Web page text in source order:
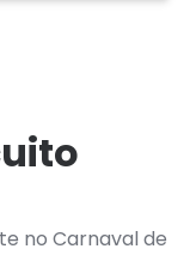
no Carnaval de